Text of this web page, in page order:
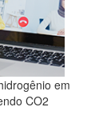
em
CO2